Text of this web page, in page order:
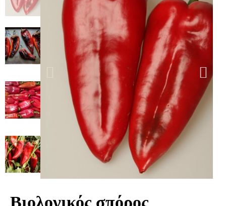
Βιολογικός σπόρος